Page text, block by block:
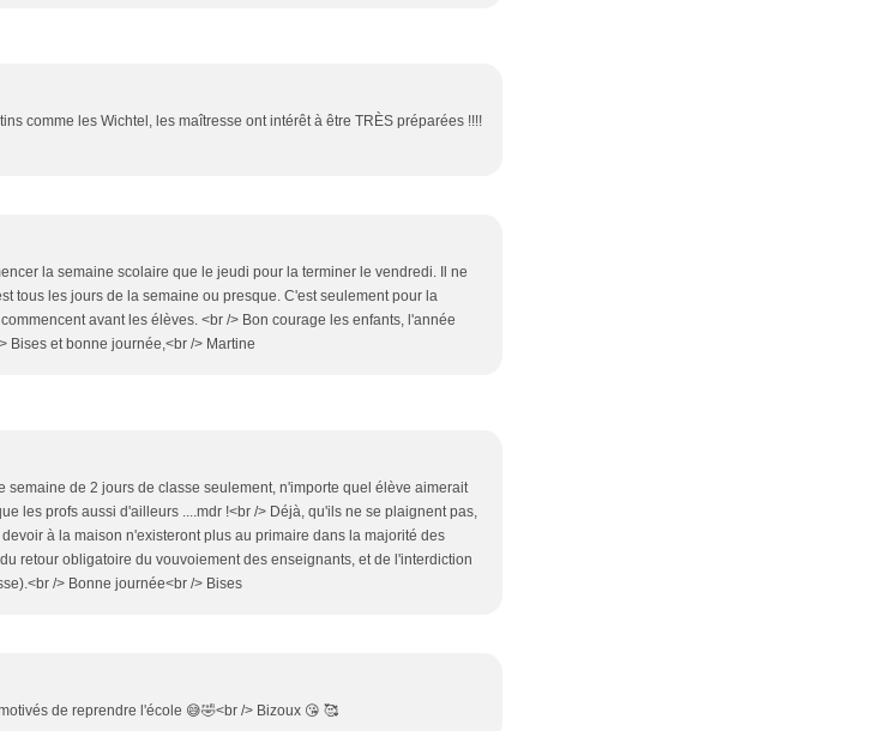
comme les Wichtel, les maîtresse ont intérêt à être TRÈS préparées !!!!
la semaine scolaire que le jeudi pour la terminer le vendredi. Il ne
tous les jours de la semaine ou presque. C'est seulement pour la
avant les élèves. <br /> Bon courage les enfants, l'année
Bises et bonne journée,<br /> Martine
semaine de 2 jours de classe seulement, n'importe quel élève aimerait
les profs aussi d'ailleurs ....mdr !<br /> Déjà, qu'ils ne se plaignent pas,
à la maison n'existeront plus au primaire dans la majorité des
retour obligatoire du vouvoiement des enseignants, et de l'interdiction
/> Bonne journée<br /> Bises
de reprendre l'école 😅🤣<br /> Bizoux 😘 🥰